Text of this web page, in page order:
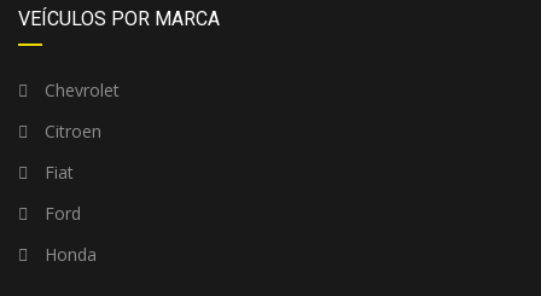
VEÍCULOS POR MARCA
Chevrolet
Citroen
Fiat
Ford
Honda